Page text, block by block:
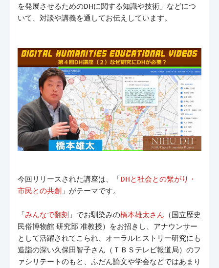
を発展させるためのDHに関する知識や技術」などにつ
いて、対談や講義を通してお伝えしています。
今回リリースされた講座は、「DHと社会との繋がり・
市民との共創 」がテーマです。
「みんなで翻刻 」でお馴染みの橋本雄太さん （国立歴史
民俗博物館 研究部 准教授）をお招きし、アナウンサー
として活躍されてこられ、オーラルヒストリー研究にも
造詣の深い久保田智子さん（ＴＢＳテレビ報道局）のフ
ァシリテートのもと、ふだん論文や学会などではあまり